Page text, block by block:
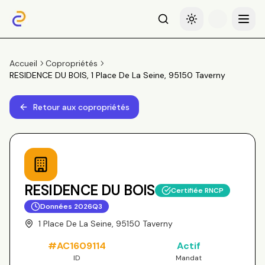
RechercheBasculer le thème
Menu
Accueil
Copropriétés
RESIDENCE DU BOIS, 1 Place De La Seine, 95150 Taverny
Retour aux copropriétés
RESIDENCE DU BOIS
Certifiée RNCP
Données 2026Q3
1 Place De La Seine, 95150 Taverny
#AC1609114
ID
Actif
Mandat